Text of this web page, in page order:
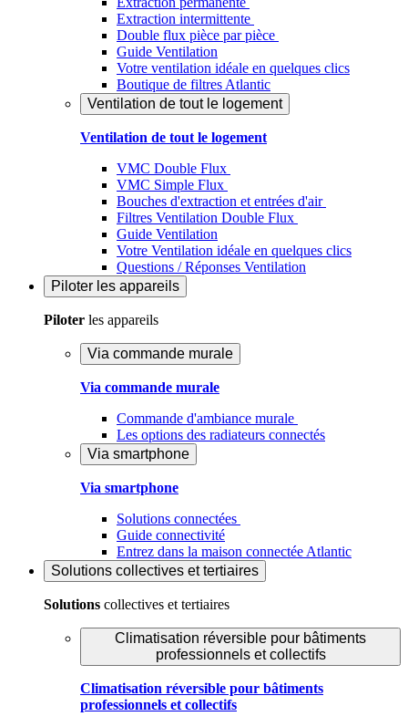
Extraction intermittente
Double flux pièce par pièce
Guide Ventilation
Votre ventilation idéale en quelques clics
Boutique de filtres Atlantic
Ventilation de tout le logement
Ventilation de tout le logement
VMC Double Flux
VMC Simple Flux
Bouches d'extraction et entrées d'air
Filtres Ventilation Double Flux
Guide Ventilation
Votre Ventilation idéale en quelques clics
Questions / Réponses Ventilation
Piloter les appareils
Piloter les appareils
Via commande murale
Via commande murale
Commande d'ambiance murale
Les options des radiateurs connectés
Via smartphone
Via smartphone
Solutions connectées
Guide connectivité
Entrez dans la maison connectée Atlantic
Solutions collectives et tertiaires
Solutions collectives et tertiaires
Climatisation réversible pour bâtiments
professionnels et collectifs
Climatisation réversible pour bâtiments
professionnels et collectifs